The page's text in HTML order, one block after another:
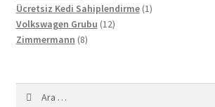
ürün
Ücretsiz Kedi Sahiplendirme 11
Volkswagen Grubu 1212
Zimmermann 88